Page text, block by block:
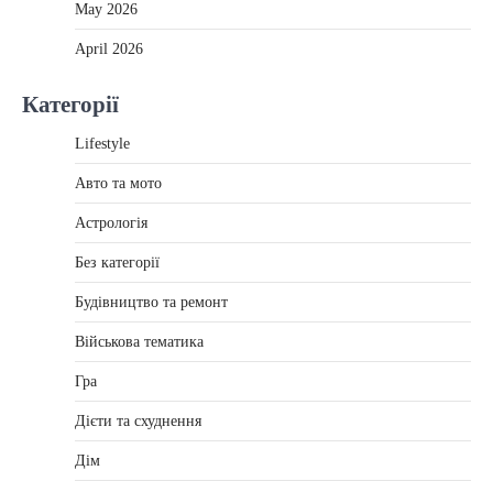
May 2026
April 2026
Категорії
Lifestyle
Авто та мото
Астрологія
Без категорії
Будівництво та ремонт
Військова тематика
Гра
Дієти та схуднення
Дім